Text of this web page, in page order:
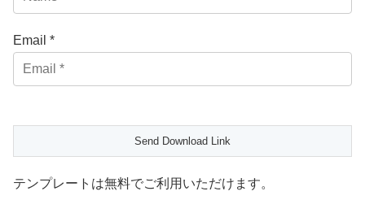
Email *
テンプレートは無料でご利用いただけます。